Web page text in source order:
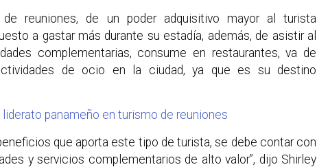
reuniones, de un poder adquisitivo mayor al turista
a gastar más durante su estadía, además, de asistir al
complementarias, consume en restaurantes, va de
de ocio en la ciudad, ya que es su destino
liderato panameño en turismo de reuniones
que aporta este tipo de turista, se debe contar con
y servicios complementarios de alto valor”, dijo Shirley